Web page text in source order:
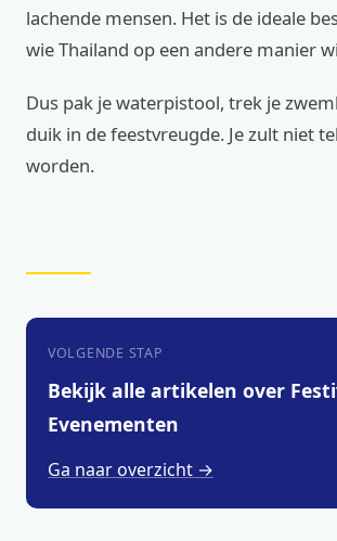
lachende mensen. Het is de ideale
wie Thailand op een andere manier
Dus pak je waterpistool, trek je
duik in de feestvreugde. Je zult niet
worden.
VOLGENDE STAP
Bekijk alle artikelen over
Evenementen
Ga naar overzicht →